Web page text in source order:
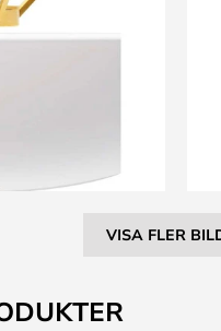
VISA FLER